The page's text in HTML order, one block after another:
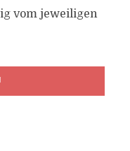
vom jeweiligen